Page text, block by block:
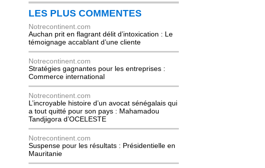
LES PLUS COMMENTES
Notrecontinent.com
Auchan prit en flagrant délit d’intoxication : Le
témoignage accablant d’une cliente
Notrecontinent.com
Stratégies gagnantes pour les entreprises :
Commerce international
Notrecontinent.com
L’incroyable histoire d’un avocat sénégalais qui
a tout quitté pour son pays : Mahamadou
Tandjigora d’OCELESTE
Notrecontinent.com
Suspense pour les résultats : Présidentielle en
Mauritanie